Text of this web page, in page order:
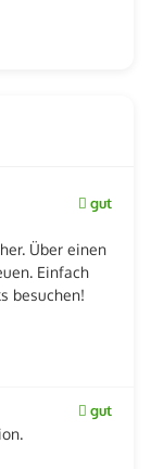
gut
Über einen
Einfach
besuchen!
gut